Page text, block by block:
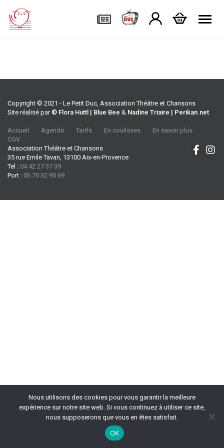
Copyright © 2021 - Le Petit Duc, Association Théâtre et Chansons
Site réalisé par © Flora Huttl | Blue Bee & Nadine Triaire | Perikan.net
Accueil Agenda Tarifs En coulisses
En savoir plus
CGV
Association Théâtre et Chansons
35 rue Emile Tavan, 13100 Aix-en-Provence
Tel : 04 42 27 37 39
Port : 06 70 32 90 69
Nous utilisons des cookies pour vous garantir la meilleure
expérience sur notre site web. Si vous continuez à utiliser ce site,
nous supposerons que vous en êtes satisfait.
OK